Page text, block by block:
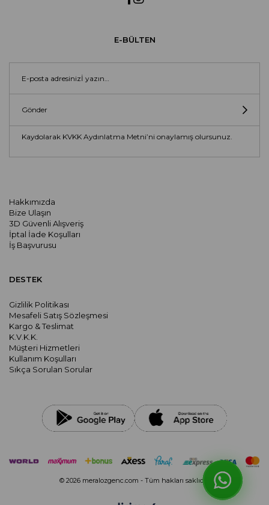
Hakkımızda
Bize Ulaşın
3D Güvenli Alışveriş
İptal İade Koşulları
İş Başvurusu
E-BÜLTEN
Gönder
Kaydolarak KVKK Aydınlatma Metni’ni onaylamış olursunuz.
DESTEK
Gizlilik Politikası
Mesafeli Satış Sözleşmesi
Kargo & Teslimat
K.V.K.K.
Müşteri Hizmetleri
Kullanım Koşulları
Sıkça Sorulan Sorular
© 2026 meralozgenc.com - Tüm hakları saklıdır.